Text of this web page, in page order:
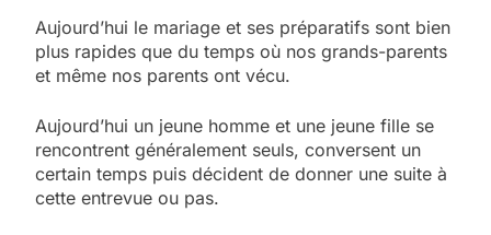
Aujourd’hui le mariage et ses préparatifs sont bien
plus rapides que du temps où nos grands-parents
et même nos parents ont vécu.
Aujourd’hui un jeune homme et une jeune fille se
rencontrent généralement seuls, conversent un
certain temps puis décident de donner une suite à
cette entrevue ou pas.